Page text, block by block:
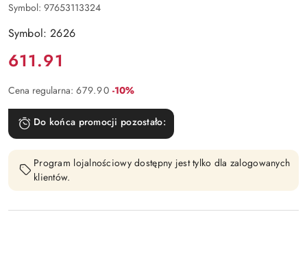
Symbol: 97653113324
Symbol: 2626
Cena:
611.91
Cena regularna: 679.90 Rabat:
-10%
Do końca promocji pozostało:
Program lojalnościowy dostępny jest tylko dla zalogowanych
klientów.